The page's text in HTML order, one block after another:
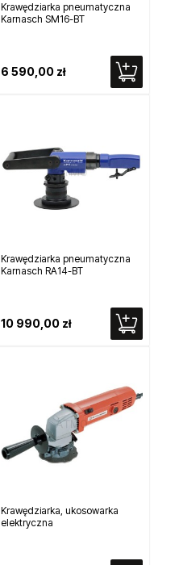
Krawędziarka pneumatyczna
Karnasch SM16-BT
6 590,00 zł
Krawędziarka pneumatyczna
Karnasch RA14-BT
10 990,00 zł
Krawędziarka, ukosowarka
elektryczna